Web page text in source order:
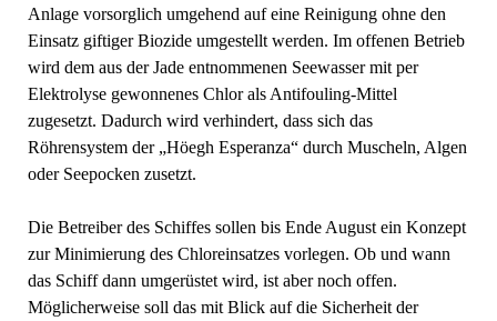
Anlage vorsorglich umgehend auf eine Reinigung ohne den
Einsatz giftiger Biozide umgestellt werden. Im offenen Betrieb
wird dem aus der Jade entnommenen Seewasser mit per
Elektrolyse gewonnenes Chlor als Antifouling-Mittel
zugesetzt. Dadurch wird verhindert, dass sich das
Röhrensystem der „Höegh Esperanza“ durch Muscheln, Algen
oder Seepocken zusetzt.
Die Betreiber des Schiffes sollen bis Ende August ein Konzept
zur Minimierung des Chloreinsatzes vorlegen. Ob und wann
das Schiff dann umgerüstet wird, ist aber noch offen.
Möglicherweise soll das mit Blick auf die Sicherheit der